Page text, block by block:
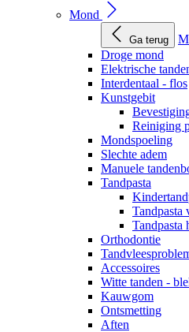
Mond
Ga terug
Droge mond
Elektrische
Interdentaal - flos
Kunstgebit
Reiniging
Mondspoeling
Slechte adem
Manuele
Tandpasta
Tandpasta
Tandpasta
Orthodontie
Accessoires
Witte tanden -
Kauwgom
Ontsmetting
Aften